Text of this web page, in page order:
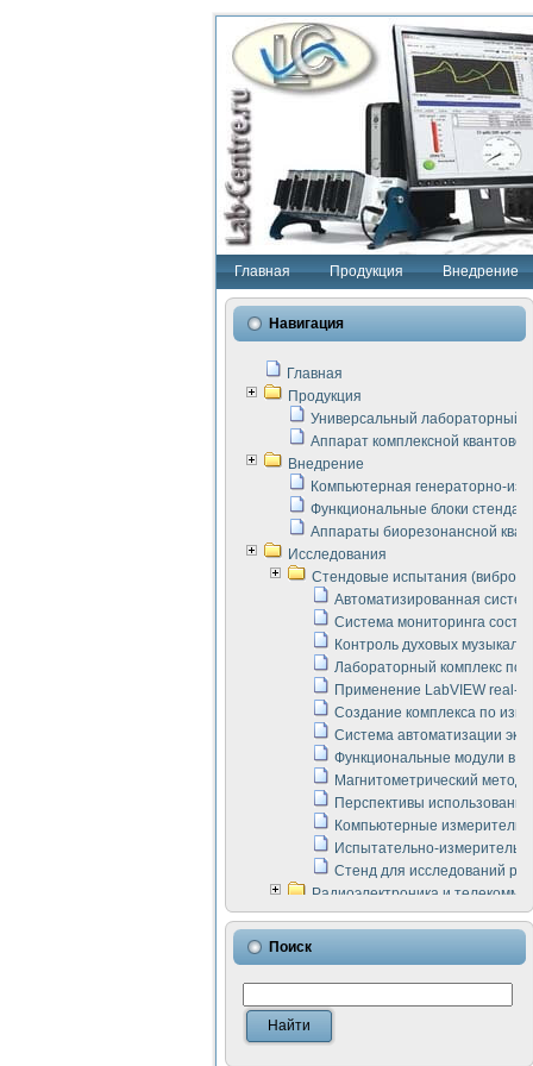
Главная Продукция Внедрение
Навигация
Главная
Продукция
Универсальный лабораторный
Аппарат комплексной
Внедрение
Компьютерная генераторно-
Функциональные блоки стенда
Аппараты биорезонансной
Исследования
Стендовые испытания
Автоматизированная
Система мониторинга
Контроль духовых
Лабораторный комплекс по
Применение LabVIEW real-
Создание комплекса по
Система автоматизации
Функциональные модули в
Магнитометрический метод
Перспективы
Компьютерные
Испытательно-
Стенд для исследований
Радиоэлектроника и
LabVIEW в расчетах
Аппаратно-программный
Виртуальный лабораторный
Измерение шумовых
Измерительный
Инструменты для
Инструменты для
Поиск